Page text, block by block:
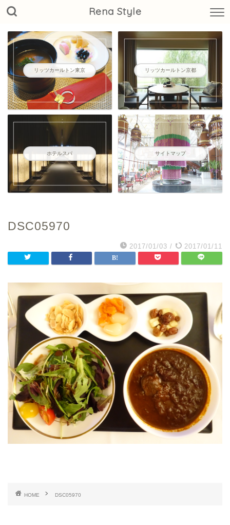
Rena Style
リッツカールトン東京 リッツカールトン京都
ホテルスパ サイトマップ
DSC05970
2017/01/03 / 2017/01/11
HOME DSC05970